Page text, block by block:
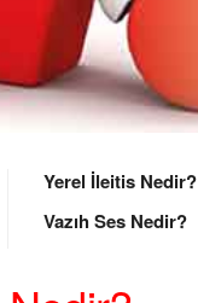
Yerel İleitis Nedir?
Vazıh Ses Nedir?